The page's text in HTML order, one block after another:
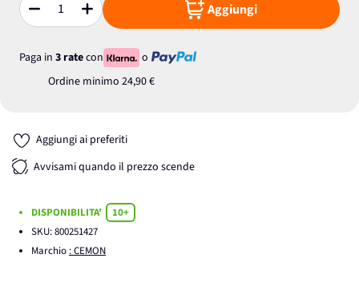
Quantità Aggiungi
Paga in 3 ratecon
o
Ordine minimo 24,90 €
Aggiungi ai preferiti
Avvisami quando il prezzo scende
DISPONIBILITA'
10+
SKU:800251427
Marchio : CEMON